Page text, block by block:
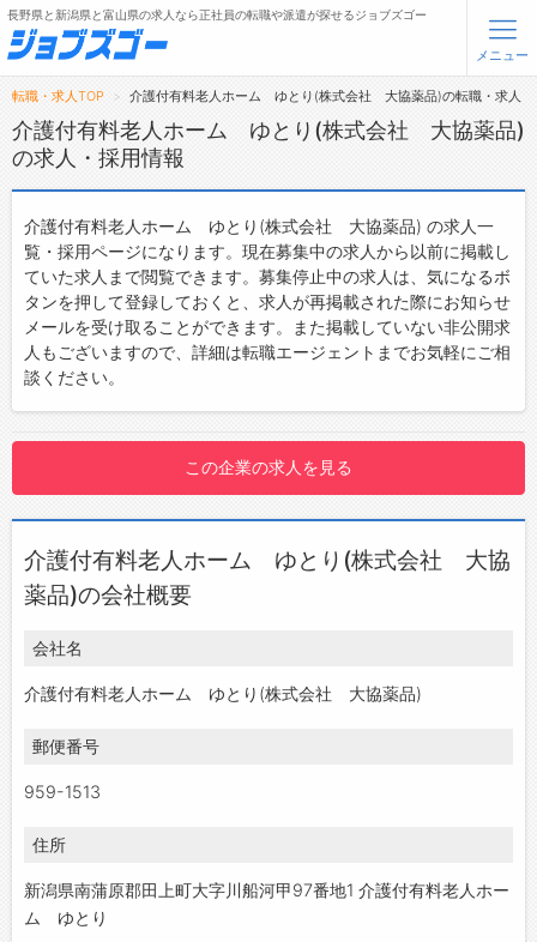
無料会員登録 ログイン
メニュー
トップ
詳細情報で求人を探す
転職支援サービスについて
転職ノウハウ(応募書類の書き方・面接対策など)
転職・採用コラム
ジョブズゴーについて
お問い合わせ
よくあるご質問
長野県と新潟県と富山県の求人なら正社員の転職や派遣が探せるジョブズゴー
メニュー
転職・求人TOP 介護付有料老人ホーム ゆとり(株式会社 大協薬品)の転職・求人・
介護付有料老人ホーム ゆとり(株式会社 大協薬品)
の求人・採用情報
介護付有料老人ホーム ゆとり(株式会社 大協薬品) の求人一
覧・採用ページになります。現在募集中の求人から以前に掲載し
ていた求人まで閲覧できます。募集停止中の求人は、気になるボ
タンを押して登録しておくと、求人が再掲載された際にお知らせ
メールを受け取ることができます。また掲載していない非公開求
人もございますので、詳細は転職エージェントまでお気軽にご相
談ください。
この企業の求人を見る
介護付有料老人ホーム ゆとり(株式会社 大協
薬品)の会社概要
会社名
介護付有料老人ホーム ゆとり(株式会社 大協薬品)
郵便番号
959-1513
住所
新潟県南蒲原郡田上町大字川船河甲97番地1 介護付有料老人ホー
ム ゆとり